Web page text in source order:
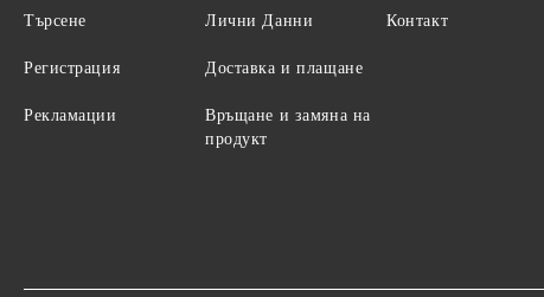
Търсене
Регистрация
Рекламации
Лични Данни
Доставка и плащане
Връщане и замяна на
продукт
Контакт